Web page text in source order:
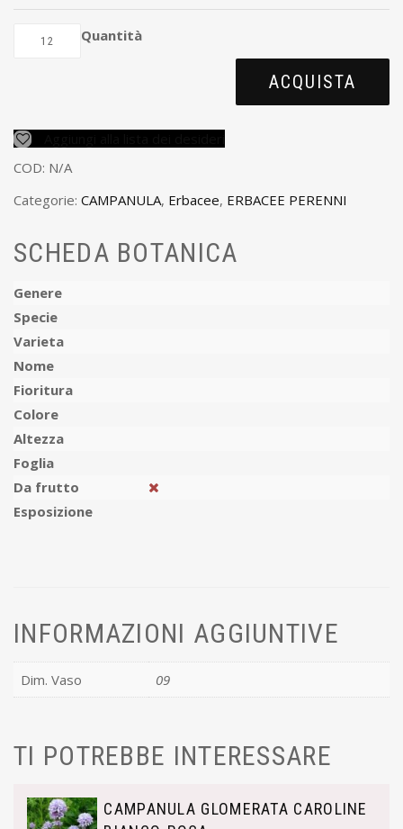
Quantità
ACQUISTA
COD: N/A
Categorie: CAMPANULA, Erbacee, ERBACEE PERENNI
SCHEDA BOTANICA
Genere
Specie
Varieta
Nome
Fioritura
Colore
Altezza
Foglia
Da frutto
Esposizione
INFORMAZIONI AGGIUNTIVE
Dim. Vaso 09
TI POTREBBE INTERESSARE
CAMPANULA GLOMERATA CAROLINE